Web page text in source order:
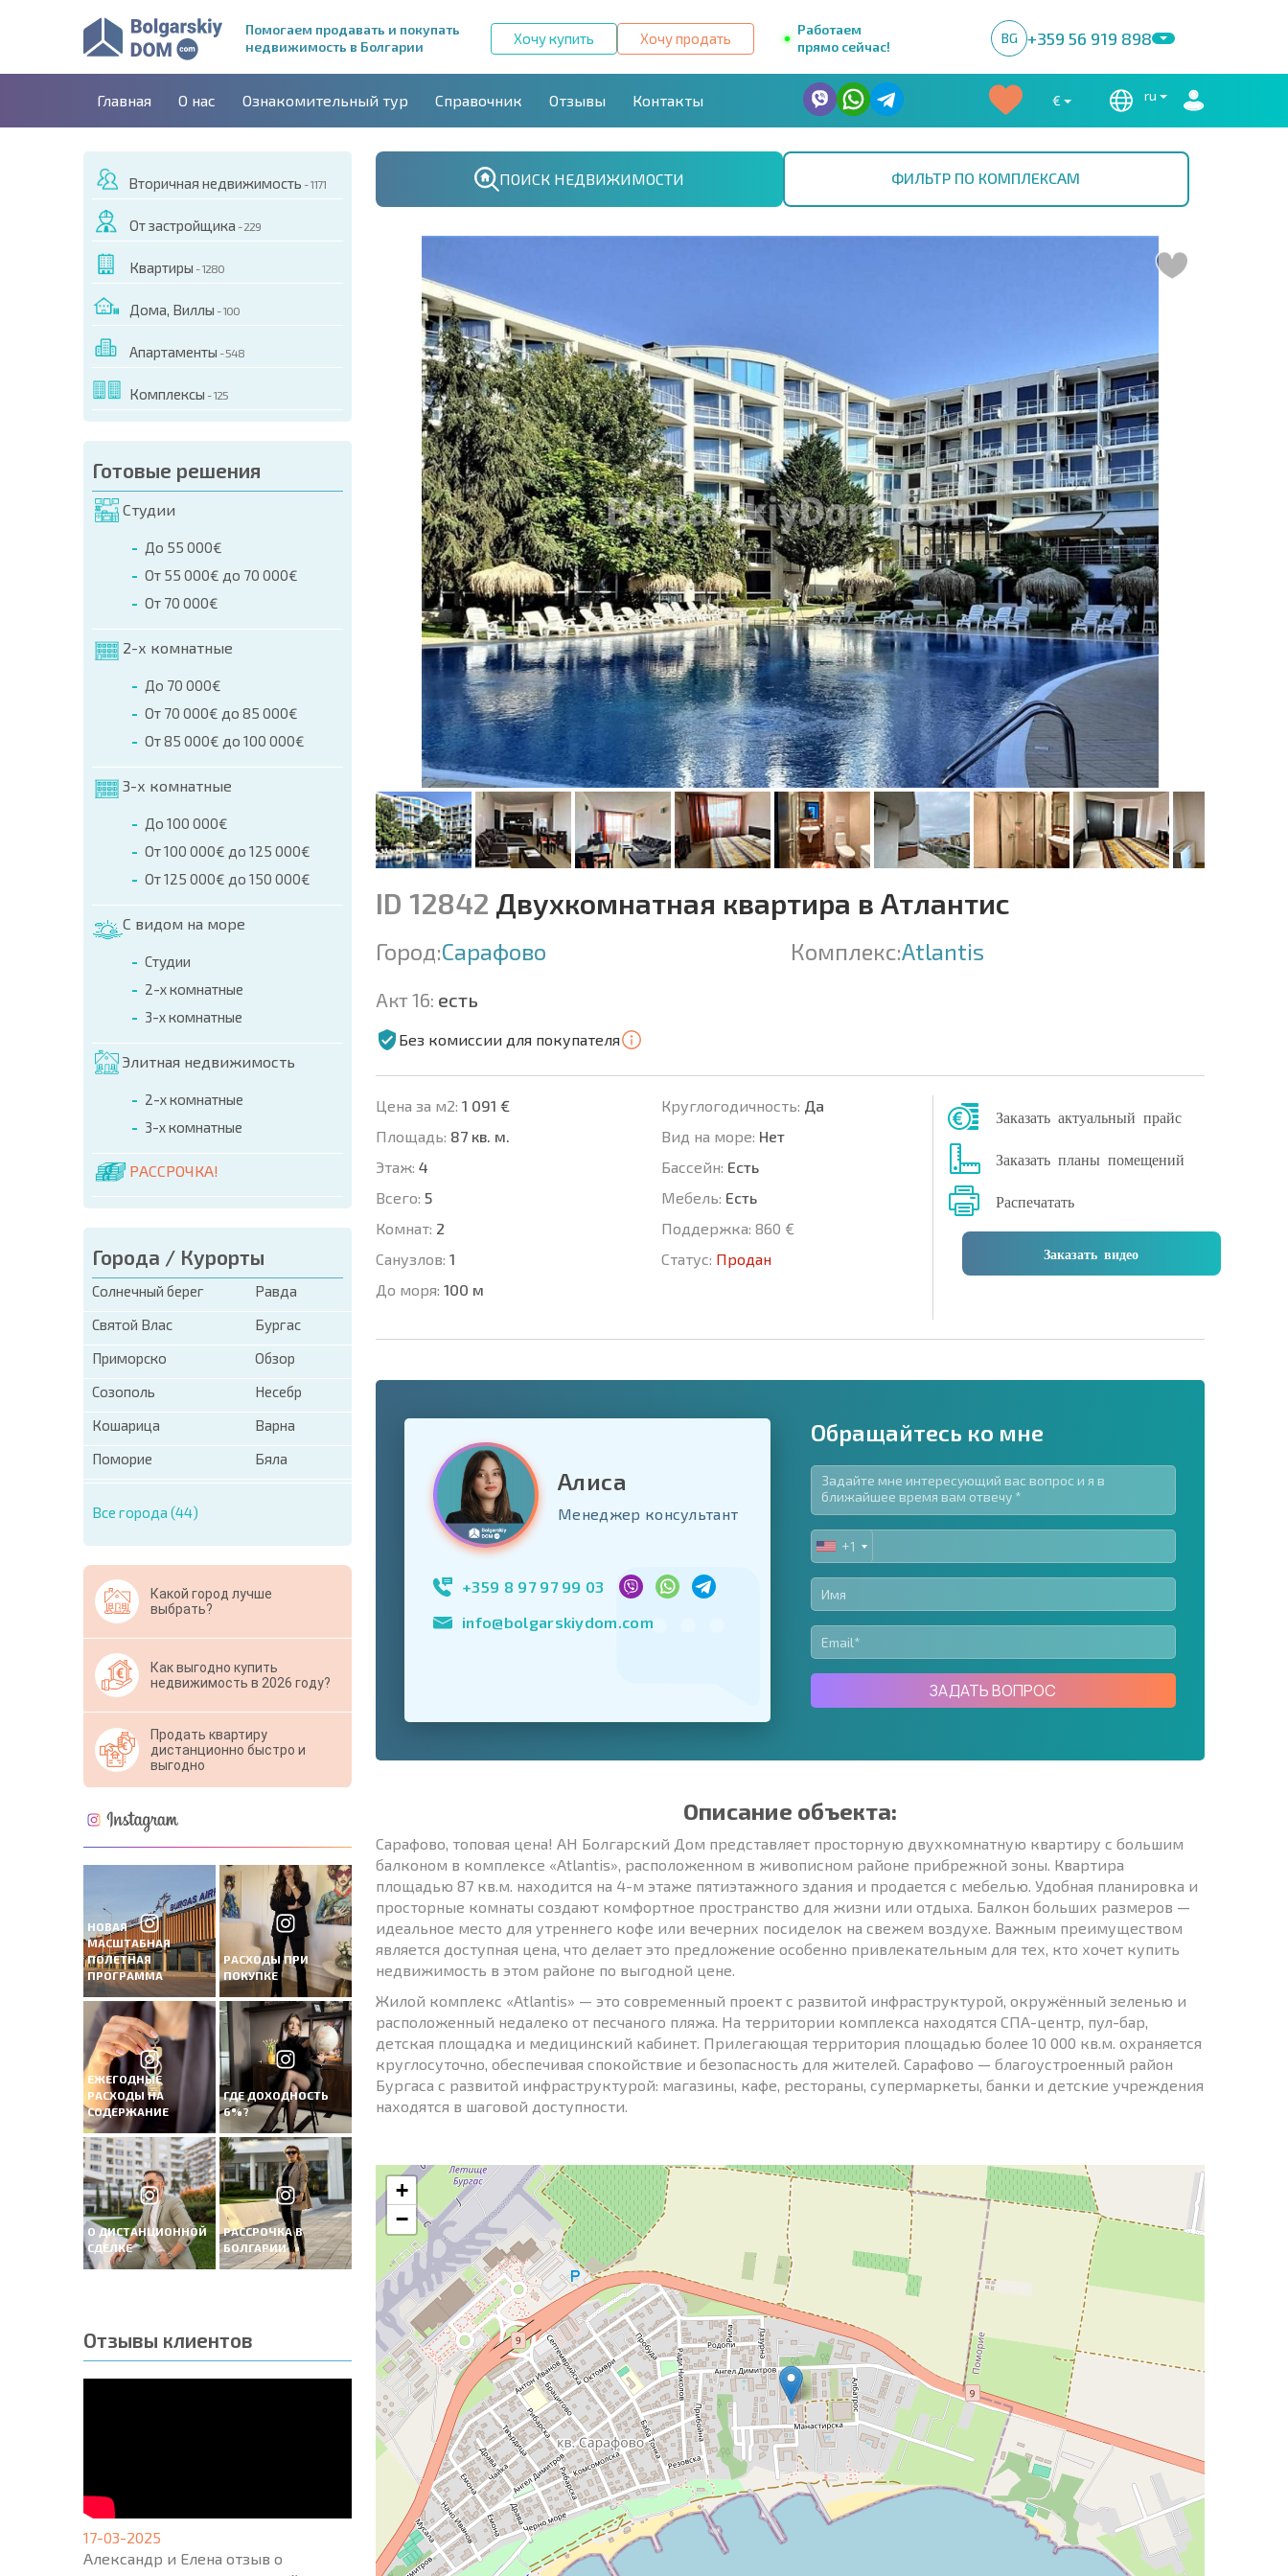
Помогаем продавать и покупать
недвижимость в Болгарии
Хочу купить Хочу продать
Работаем
прямо сейчас!
BG +359 56 919 898
Главная О нас Ознакомительный тур Справочник Отзывы Контакты € ru
Вторичная недвижимость - 1171
От застройщика - 229
Квартиры - 1280
Дома, Виллы - 100
Апартаменты - 548
Комплексы - 125
Готовые решения
Студии
До 55 000€
От 55 000€ до 70 000€
От 70 000€
2-х комнатные
До 70 000€
От 70 000€ до 85 000€
От 85 000€ до 100 000€
3-х комнатные
До 100 000€
От 100 000€ до 125 000€
От 125 000€ до 150 000€
С видом на море
Студии
2-х комнатные
3-х комнатные
Элитная недвижимость
2-х комнатные
3-х комнатные
РАССРОЧКА!
Города / Курорты
Солнечный берег
Равда
Святой Влас
Бургас
Приморско
Обзор
Созополь
Несебр
Кошарица
Варна
Поморие
Бяла
Все города (44)
Какой город лучше
выбрать?
Как выгодно купить
недвижимость в 2026 году?
Продать квартиру
дистанционно быстро и
выгодно
НОВАЯ
МАСШТАБНАЯ
ПОЛЕТНАЯ
ПРОГРАММА
РАСХОДЫ ПРИ
ПОКУПКЕ
ЕЖЕГОДНЫЕ
РАСХОДЫ НА
СОДЕРЖАНИЕ
ГДЕ ДОХОДНОСТЬ
6%?
О ДИСТАНЦИОННОЙ
СДЕЛКЕ
РАССРОЧКА В
БОЛГАРИИ
Отзывы клиентов
17-03-2025
Александр и Елена отзыв о
ПОИСК НЕДВИЖИМОСТИ ФИЛЬТР ПО КОМПЛЕКСАМ
ЭТОГО ОБЪЕКТА
телефонам:
+359 8 9797 99 03
ID 12842 Двухкомнатная квартира в Атлантис
Город:Сарафово Комплекс:Atlantis
Акт 16: есть
Без комиссии для покупателя
Цена за м2: 1 091 €
Площадь: 87 кв. м.
Этаж: 4
Всего: 5
Комнат: 2
Санузлов: 1
До моря: 100 м
Круглогодичность: Да
Вид на море: Нет
Басcейн: Есть
Мебель: Есть
Поддержка: 860 €
Статус: Продан
Заказать актуальный прайс
Заказать планы помещений
Распечатать
Заказать видео
United
+1
* Поля обязательные для заполнения
Свернуть форму
Подписаться на рассылку | Нажимая кнопку, вы разрешаете
использование своих данных.
Отправить сообщение
Алиса
Менеджер консультант
+359 8 97 97 99 03
info@bolgarskiydom.com
Обращайтесь ко мне
UNITED
STATES
+1
+1
ЗАДАТЬ ВОПРОС
Описание объекта:
Сарафово, топовая цена! АН Болгарский Дом представляет просторную двухкомнатную квартиру с большим
балконом в комплексе «Atlantis», расположенном в живописном районе прибрежной зоны. Квартира
площадью 87 кв.м. находится на 4-м этаже пятиэтажного здания и продается с мебелью. Удобная планировка и
просторные комнаты создают комфортное пространство для жизни или отдыха. Балкон больших размеров —
идеальное место для утреннего кофе или вечерних посиделок на свежем воздухе. Важным преимуществом
является доступная цена, что делает это предложение особенно привлекательным для тех, кто хочет купить
недвижимость в этом районе по выгодной цене.
Жилой комплекс «Atlantis» — это современный проект с развитой инфраструктурой, окружённый зеленью и
расположенный недалеко от песчаного пляжа. На территории комплекса находятся СПА-центр, пул-бар,
детская площадка и медицинский кабинет. Прилегающая территория площадью более 10 000 кв.м. охраняется
круглосуточно, обеспечивая спокойствие и безопасность для жителей. Сарафово — благоустроенный район
Бургаса с развитой инфраструктурой: магазины, кафе, рестораны, супермаркеты, банки и детские учреждения
находятся в шаговой доступности.
+
−